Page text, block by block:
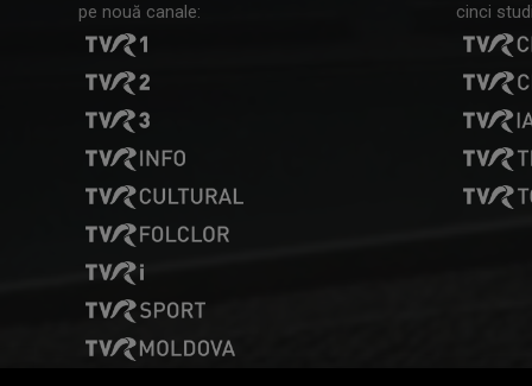
pe nouă canale:
cinci